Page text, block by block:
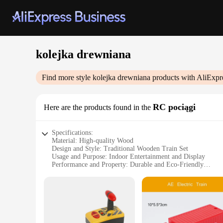
kolejka drewniana
Find more style kolejka drewniana products with
Here are the products found in the RC pociągi
Specifications:
Material: High-quality Wood
Design and Style: Traditional Wooden Train Set
Usage and Purpose: Indoor Entertainment and Display
Performance and Property: Durable and Eco-Friendly
Applicable People: Ideal for Children and Hobbyists
**Captivating Craftsmanship**
The Kolejka Drewniana RC Pociągi is a testament to
adults. Each piece is crafted from high-quality wood,